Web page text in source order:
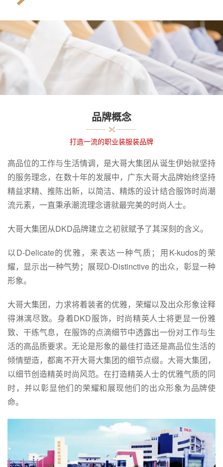
品牌概念
打造一流的职业装服装品牌
高品位的工作与生活情调，是大哥大集团从诞生伊始就坚持
的服务理念，在数十年的发展中，广东大哥大品牌始终坚持
精益求精、推陈出新，以简洁、精炼的设计结合服饰时尚潮
流元素，一直秉承潮流理念谱就最完美的时尚人士。
大哥大集团从DKD品牌建立之初就赋予了其深刻的含义。
以D-Delicate的优雅，来表达一种气质；用K-kudos的荣
耀，显示出一种气势；展现D-Distinctive 的出众，彰显一种
形象。
大哥大集团，力求将着装者的优雅，荣耀以及出众形象诠释
得淋漓尽致。身着DKD服饰，时尚精英人士将更显一份雅
致、干练气息，在服饰的点滴细节中透露出一份对工作与生
活的高品质要求。无论是形象的最佳打造还是高品位生活的
倾情塑造，都离不开大哥大集团的细节点缀。大哥大集团，
以细节创造精英时尚风范。在打造精英人士的优雅气质的同
时，并以彰显他们的荣耀和展现他们的出众形象为品牌使
命。